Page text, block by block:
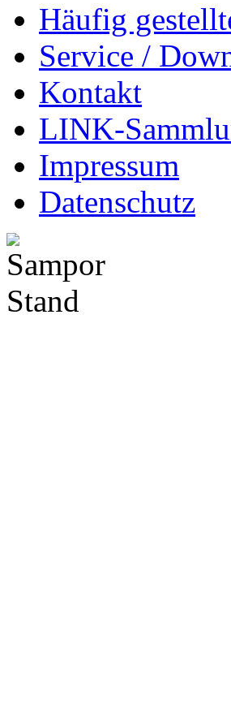
Häufig
Service /
Kontakt
LINK-
Impressum
Datenschutz